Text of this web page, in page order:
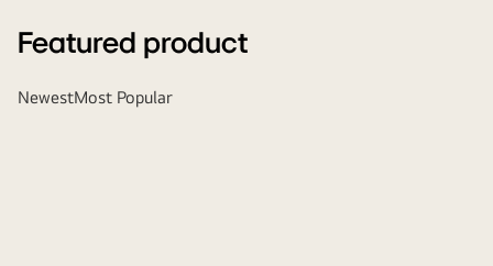
Featured product
NewestMost Popular